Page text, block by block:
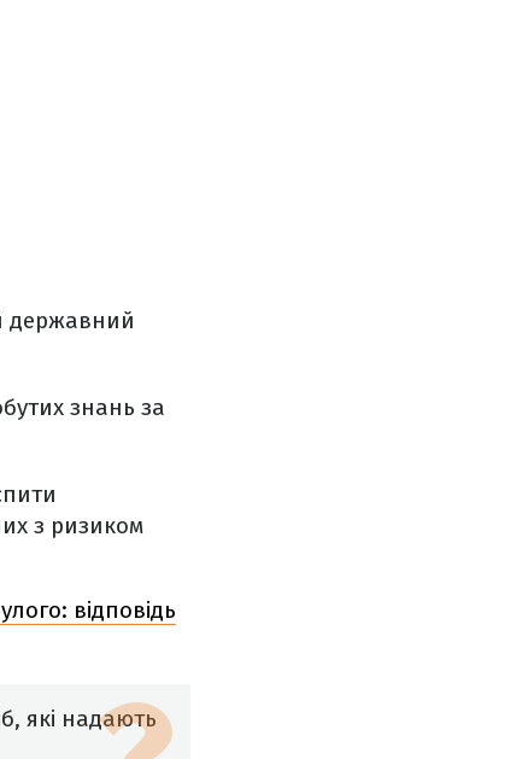
державний
знань за
з ризиком
відповідь
які надають